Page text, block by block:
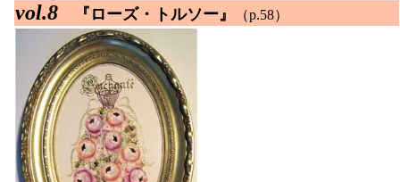
vol.8 『ローズ・トルソー』 （p.58）